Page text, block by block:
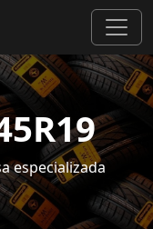
especializada